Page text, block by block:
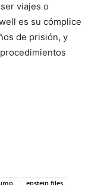
viajes o
es su cómplice
de prisión, y
epstein files